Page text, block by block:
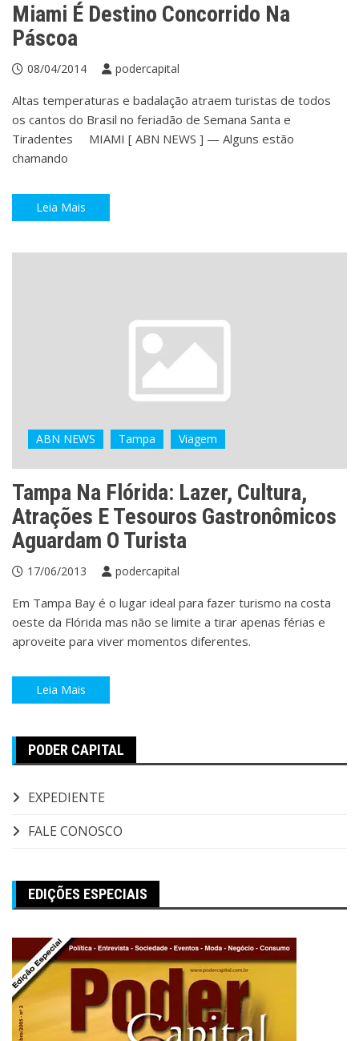
Miami É Destino Concorrido Na
Páscoa
08/04/2014 podercapital
Altas temperaturas e badalação atraem turistas de todos
os cantos do Brasil no feriadão de Semana Santa e
Tiradentes MIAMI [ ABN NEWS ] — Alguns estão
chamando
Leia Mais
ABN NEWS Tampa Viagem
Tampa Na Flórida: Lazer, Cultura,
Atrações E Tesouros Gastronômicos
Aguardam O Turista
17/06/2013 podercapital
Em Tampa Bay é o lugar ideal para fazer turismo na costa
oeste da Flórida mas não se limite a tirar apenas férias e
aproveite para viver momentos diferentes.
Leia Mais
PODER CAPITAL
EXPEDIENTE
FALE CONOSCO
EDIÇÕES ESPECIAIS